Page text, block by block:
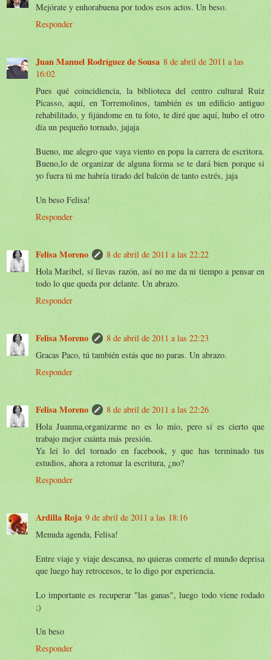
Mejórate y enhorabuena por todos esos actos. Un beso.
Responder
Juan Manuel Rodríguez de Sousa 8 de abril de 2011 a las
16:02
Pues qué coincidiencia, la biblioteca del centro cultural Ruiz
Picasso, aquí, en Torremolinos, también es un edificio antiguo
rehabilitado, y fijándome en tu foto, te diré que aquí, hubo el otro
día un pequeño tornado, jajaja
Bueno, me alegro que vaya viento en popa la carrera de escritora.
Bueno,lo de organizar de alguna forma se te dará bien porque si
yo fuera tú me habría tirado del balcón de tanto estrés, jaja
Un beso Felisa!
Responder
Felisa Moreno
8 de abril de 2011 a las 22:22
Hola Maribel, sí llevas razón, así no me da ni tiempo a pensar en
todo lo que queda por delante. Un abrazo.
Responder
Felisa Moreno
8 de abril de 2011 a las 22:23
Gracas Paco, tú también estás que no paras. Un abrazo.
Responder
Felisa Moreno
8 de abril de 2011 a las 22:26
Hola Juanma,organizarme no es lo mío, pero sí es cierto que
trabajo mejor cuánta más presión.
Ya leí lo del tornado en facebook, y que has terminado tus
estudios, ahora a retomar la escritura, ¿no?
Responder
Ardilla Roja 9 de abril de 2011 a las 18:16
Menuda agenda, Felisa!
Entre viaje y viaje descansa, no quieras comerte el mundo deprisa
que luego hay retrocesos, te lo digo por experiencia.
Lo importante es recuperar "las ganas", luego todo viene rodado
;)
Un beso
Responder